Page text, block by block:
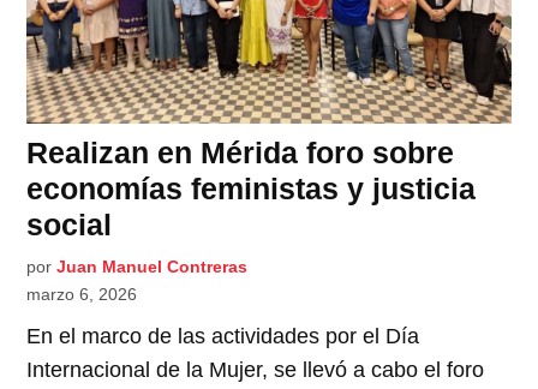
Realizan en Mérida foro sobre
economías feministas y justicia
social
por Juan Manuel Contreras
marzo 6, 2026
En el marco de las actividades por el Día
Internacional de la Mujer, se llevó a cabo el foro